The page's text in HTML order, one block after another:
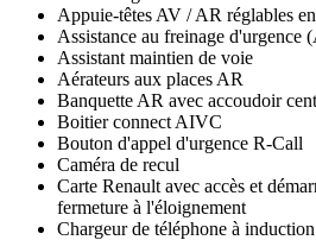
Appuie-têtes AV / AR réglables
Assistance au freinage d'urgence
Assistant maintien de voie
Aérateurs aux places AR
Banquette AR avec accoudoir
Boitier connect AIVC
Bouton d'appel d'urgence R-Call
Caméra de recul
Carte Renault avec accès et
fermeture à l'éloignement
Chargeur de téléphone à induction